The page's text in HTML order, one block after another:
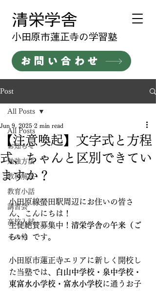
清栄学舎
​小田原市蓮正寺の学習塾
お問い合わせ
Post
All Posts
お知らせ
勉強方法
教科解説
教育小話
講習会
高校入試
その他
All Posts
【注意喚起】文字式と方程
式、ちゃんと区別できてい
ますか？
Jun 9, 2025 2 min read
小田原線螢田駅周辺にお住いの皆さ
ん、こんにちは！
生徒絶賛募集中！ 清栄学舎の午来（ご
らい） です。
小田原市蓮正寺エリアに新しく開校し
た当塾では、
白山中学校・泉中学校・
東富水小学校・富水小学校に通うお子